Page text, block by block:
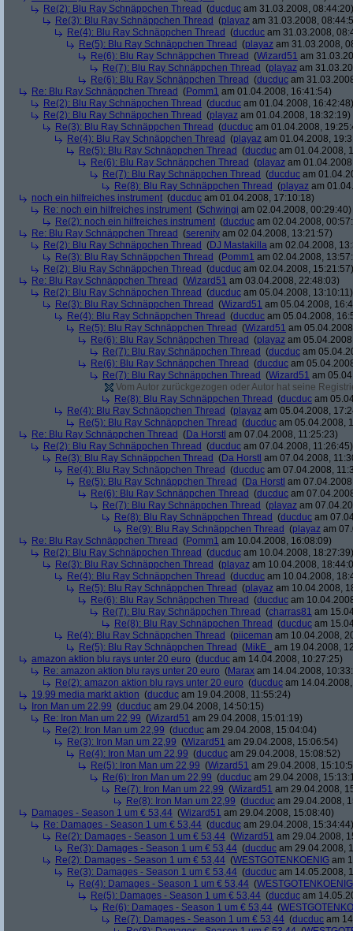
Re(2): Blu Ray Schnäppchen Thread (ducduc am 31.03.2008, 08:44:20)
Re(3): Blu Ray Schnäppchen Thread (playaz am 31.03.2008,
Re(4): Blu Ray Schnäppchen Thread (ducduc am 31.03.2008,
Re(5): Blu Ray Schnäppchen Thread (playaz am 31.03.2008,
Re(6): Blu Ray Schnäppchen Thread (Wizard51 am
Re(7): Blu Ray Schnäppchen Thread (playaz am
Re(6): Blu Ray Schnäppchen Thread (ducduc am
Re: Blu Ray Schnäppchen Thread (Pomm1 am 01.04.2008, 16:41:54)
Re(2): Blu Ray Schnäppchen Thread (ducduc am 01.04.2008, 16:42:48)
Re(2): Blu Ray Schnäppchen Thread (playaz am 01.04.2008, 18:32:19)
Re(3): Blu Ray Schnäppchen Thread (ducduc am 01.04.2008,
Re(4): Blu Ray Schnäppchen Thread (playaz am 01.04.2008,
Re(5): Blu Ray Schnäppchen Thread (ducduc am 01.04.2008,
Re(6): Blu Ray Schnäppchen Thread (playaz am
Re(7): Blu Ray Schnäppchen Thread (ducduc am
Re(8): Blu Ray Schnäppchen Thread (playaz am
noch ein hilfreiches instrument (ducduc am 01.04.2008, 17:10:18)
Re: noch ein hilfreiches instrument (Schwingi am 02.04.2008, 00:29:40)
Re(2): noch ein hilfreiches instrument (ducduc am 02.04.2008,
Re: Blu Ray Schnäppchen Thread (serenity am 02.04.2008, 13:21:57)
Re(2): Blu Ray Schnäppchen Thread (DJ Mastakilla am 02.04.2008,
Re(3): Blu Ray Schnäppchen Thread (Pomm1 am 02.04.2008,
Re(2): Blu Ray Schnäppchen Thread (ducduc am 02.04.2008, 15:21:57)
Re: Blu Ray Schnäppchen Thread (Wizard51 am 03.04.2008, 22:48:03)
Re(2): Blu Ray Schnäppchen Thread (ducduc am 05.04.2008, 13:10:11)
Re(3): Blu Ray Schnäppchen Thread (Wizard51 am 05.04.2008,
Re(4): Blu Ray Schnäppchen Thread (ducduc am 05.04.2008,
Re(5): Blu Ray Schnäppchen Thread (Wizard51 am
Re(6): Blu Ray Schnäppchen Thread (playaz am
Re(7): Blu Ray Schnäppchen Thread (ducduc am
Re(6): Blu Ray Schnäppchen Thread (ducduc am
Re(7): Blu Ray Schnäppchen Thread (Wizard51 am
Vom Autor zurückgezogen oder Autor hat seine
Re(8): Blu Ray Schnäppchen Thread (ducduc am
Re(4): Blu Ray Schnäppchen Thread (playaz am 05.04.2008,
Re(5): Blu Ray Schnäppchen Thread (ducduc am 05.04.2008,
Re: Blu Ray Schnäppchen Thread (Da Horstl am 07.04.2008, 11:25:23)
Re(2): Blu Ray Schnäppchen Thread (ducduc am 07.04.2008, 11:26:45)
Re(3): Blu Ray Schnäppchen Thread (Da Horstl am 07.04.2008,
Re(4): Blu Ray Schnäppchen Thread (ducduc am 07.04.2008,
Re(5): Blu Ray Schnäppchen Thread (Da Horstl am
Re(6): Blu Ray Schnäppchen Thread (ducduc am
Re(7): Blu Ray Schnäppchen Thread (playaz am
Re(8): Blu Ray Schnäppchen Thread (ducduc am
Re(9): Blu Ray Schnäppchen Thread (playaz am
Re: Blu Ray Schnäppchen Thread (Pomm1 am 10.04.2008, 16:08:09)
Re(2): Blu Ray Schnäppchen Thread (ducduc am 10.04.2008, 18:27:39)
Re(3): Blu Ray Schnäppchen Thread (playaz am 10.04.2008,
Re(4): Blu Ray Schnäppchen Thread (ducduc am 10.04.2008,
Re(5): Blu Ray Schnäppchen Thread (playaz am 10.04.2008,
Re(6): Blu Ray Schnäppchen Thread (ducduc am
Re(7): Blu Ray Schnäppchen Thread (charras81 am
Re(8): Blu Ray Schnäppchen Thread (ducduc am
Re(4): Blu Ray Schnäppchen Thread (piiceman am 10.04.2008,
Re(5): Blu Ray Schnäppchen Thread (MikE_
am 19.04.2008,
amazon aktion blu rays unter 20 euro (ducduc am 14.04.2008, 10:27:25)
Re: amazon aktion blu rays unter 20 euro (Marax am 14.04.2008,
Re(2): amazon aktion blu rays unter 20 euro (ducduc am
19,99 media markt aktion (ducduc am 19.04.2008, 11:55:24)
Iron Man um 22,99 (ducduc am 29.04.2008, 14:50:15)
Re: Iron Man um 22,99 (Wizard51 am 29.04.2008, 15:01:19)
Re(2): Iron Man um 22,99 (ducduc am 29.04.2008, 15:04:04)
Re(3): Iron Man um 22,99 (Wizard51 am 29.04.2008, 15:06:54)
Re(4): Iron Man um 22,99 (ducduc am 29.04.2008, 15:08:52)
Re(5): Iron Man um 22,99 (Wizard51 am 29.04.2008,
Re(6): Iron Man um 22,99 (ducduc am 29.04.2008,
Re(7): Iron Man um 22,99 (Wizard51 am 29.04.2008,
Re(8): Iron Man um 22,99 (ducduc am 29.04.2008,
Damages - Season 1 um € 53,44 (Wizard51 am 29.04.2008, 15:08:40)
Re: Damages - Season 1 um € 53,44 (ducduc am 29.04.2008, 15:34:44)
Re(2): Damages - Season 1 um € 53,44 (Wizard51 am 29.04.2008,
Re(3): Damages - Season 1 um € 53,44 (ducduc am 29.04.2008,
Re(2): Damages - Season 1 um € 53,44 (WESTGOTENKOENIG am
Re(3): Damages - Season 1 um € 53,44 (ducduc am 14.05.2008,
Re(4): Damages - Season 1 um € 53,44 (WESTGOTENKOENIG
Re(5): Damages - Season 1 um € 53,44 (ducduc am
Re(6): Damages - Season 1 um € 53,44 (
Re(7): Damages - Season 1 um € 53,44 (ducduc am